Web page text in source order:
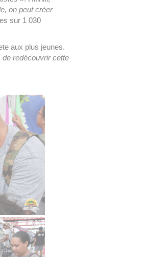
on peut créer
sur 1 030
aux plus jeunes.
de redécouvrir cette